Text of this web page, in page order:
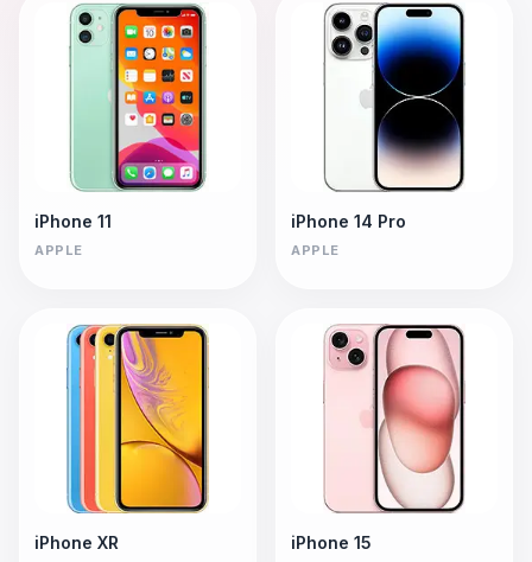
iPhone 11
APPLE
iPhone 14 Pro
APPLE
iPhone XR iPhone 15